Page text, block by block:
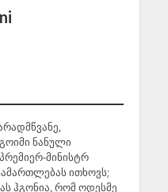
ნანული
მინისტრ
ითხოვს;
ჰგონია, რომ ოდესმე